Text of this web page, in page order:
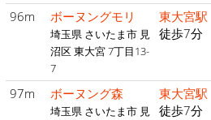
96m ボーヌングモリ
埼玉県 さいたま市 見
沼区 東大宮 7丁目13-
7
東大宮駅
徒歩7分
97m ボーヌング森
埼玉県 さいたま市 見
東大宮駅
徒歩7分